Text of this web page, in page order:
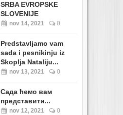
SRBA EVROPSKE
SLOVENIJE
nov 14, 2021 0
Predstavljamo vam
sada i pesnikinju iz
Skoplja Nataliju...
nov 13, 2021 0
Сада ћемо вам
представити...
nov 12, 2021 0